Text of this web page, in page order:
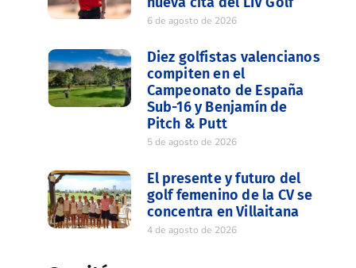
6 de agosto de 2026
Diez golfistas valencianos
compiten en el
Campeonato de España
Sub-16 y Benjamín de
Pitch & Putt
5 de agosto de 2026
El presente y futuro del
golf femenino de la CV se
concentra en Villaitana
4 de agosto de 2026